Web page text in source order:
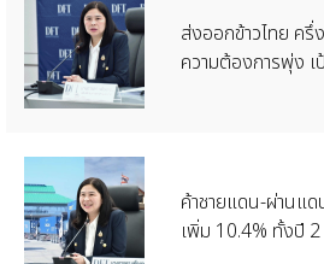
ส่งออกข้าวไทย ค
ความต้องการพุ่ง
ค้าชายแดน-ผ่านแ
เพิ่ม 10.4% ทั้งปี